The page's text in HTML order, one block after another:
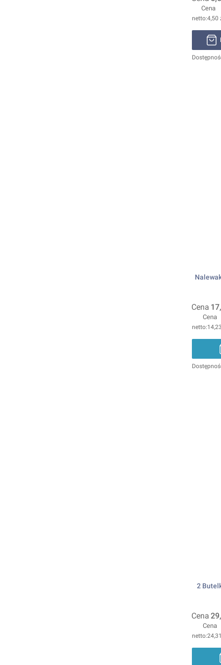
Cena
4,50
Cena
Cena
2
Cena
Cena